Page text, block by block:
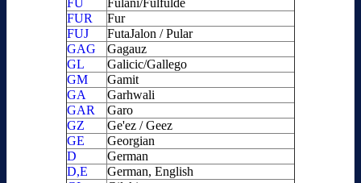
FU
Fulani/Fulfulde
FUR
Fur
FUJ
FutaJalon / Pular
GAG
Gagauz
GL
Galicic/Gallego
GM
Gamit
GA
Garhwali
GAR
Garo
GZ
Ge'ez / Geez
GE
Georgian
D
German
D,E
German, English